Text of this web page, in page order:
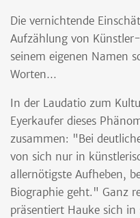
Die vernichtende
Aufzählung von
seinem eigenen Namen
Worten…
In der Laudatio zum
Eyerkaufer dieses
zusammen: "Bei
von sich nur in
allernötigste Aufheben,
Biographie geht." Ganz
präsentiert Hauke sich